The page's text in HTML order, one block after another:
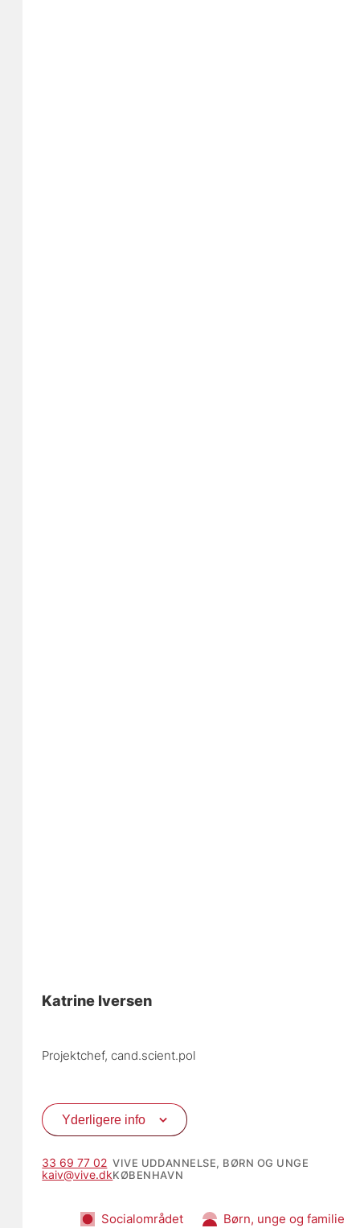
Katrine Iversen
Projektchef, cand.scient.pol
Yderligere info
33 69 77 02
kaiv@vive.dk
VIVE UDDANNELSE, BØRN OG UNGE
KØBENHAVN
Socialområdet Børn, unge og familie